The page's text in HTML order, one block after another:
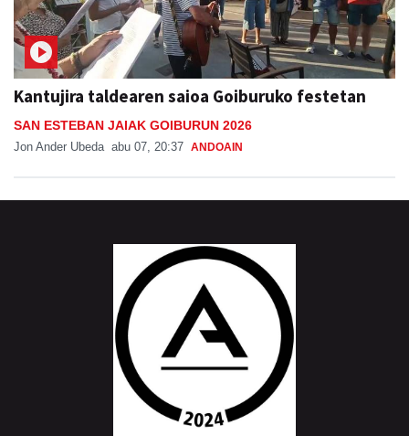
Kantujira taldearen saioa Goiburuko festetan
SAN ESTEBAN JAIAK GOIBURUN 2026
Jon Ander Ubeda abu 07, 20:37 ANDOAIN